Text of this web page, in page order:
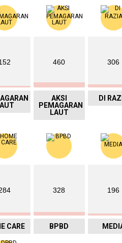
460
AKSI
PEMAGARAN
LAUT
306
DI
CARE
328
BPBD
196